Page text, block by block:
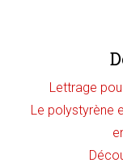
Lettrage
Le polystyrène